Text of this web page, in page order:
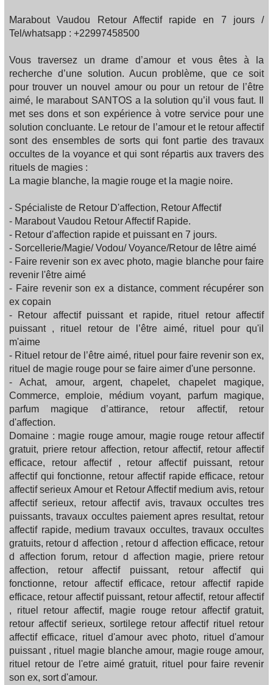
Marabout Vaudou Retour Affectif rapide en 7 jours /
Tel/whatsapp : +22997458500
Vous traversez un drame d’amour et vous êtes à la
recherche d’une solution. Aucun problème, que ce soit
pour trouver un nouvel amour ou pour un retour de l’être
aimé, le marabout SANTOS a la solution qu’il vous faut. Il
met ses dons et son expérience à votre service pour une
solution concluante. Le retour de l’amour et le retour affectif
sont des ensembles de sorts qui font partie des travaux
occultes de la voyance et qui sont répartis aux travers des
rituels de magies :
La magie blanche, la magie rouge et la magie noire.
- Spécialiste de Retour D'affection, Retour Affectif
- Marabout Vaudou Retour Affectif Rapide.
- Retour d'affection rapide et puissant en 7 jours.
- Sorcellerie/Magie/ Vodou/ Voyance/Retour de lêtre aimé
- Faire revenir son ex avec photo, magie blanche pour faire
revenir l'être aimé
- Faire revenir son ex a distance, comment récupérer son
ex copain
- Retour affectif puissant et rapide, rituel retour affectif
puissant , rituel retour de l’être aimé, rituel pour qu'il
m'aime
- Rituel retour de l’être aimé, rituel pour faire revenir son ex,
rituel de magie rouge pour se faire aimer d'une personne.
- Achat, amour, argent, chapelet, chapelet magique,
Commerce, emploie, médium voyant, parfum magique,
parfum magique d’attirance, retour affectif, retour
d'affection.
Domaine : magie rouge amour, magie rouge retour affectif
gratuit, priere retour affection, retour affectif, retour affectif
efficace, retour affectif , retour affectif puissant, retour
affectif qui fonctionne, retour affectif rapide efficace, retour
affectif serieux Amour et Retour Affectif medium avis, retour
affectif serieux, retour affectif avis, travaux occultes tres
puissants, travaux occultes paiement apres resultat, retour
affectif rapide, medium travaux occultes, travaux occultes
gratuits, retour d affection , retour d affection efficace, retour
d affection forum, retour d affection magie, priere retour
affection, retour affectif puissant, retour affectif qui
fonctionne, retour affectif efficace, retour affectif rapide
efficace, retour affectif puissant, retour affectif, retour affectif
, rituel retour affectif, magie rouge retour affectif gratuit,
retour affectif serieux, sortilege retour affectif rituel retour
affectif efficace, rituel d'amour avec photo, rituel d'amour
puissant , rituel magie blanche amour, magie rouge amour,
rituel retour de l'etre aimé gratuit, rituel pour faire revenir
son ex, sort d'amour.